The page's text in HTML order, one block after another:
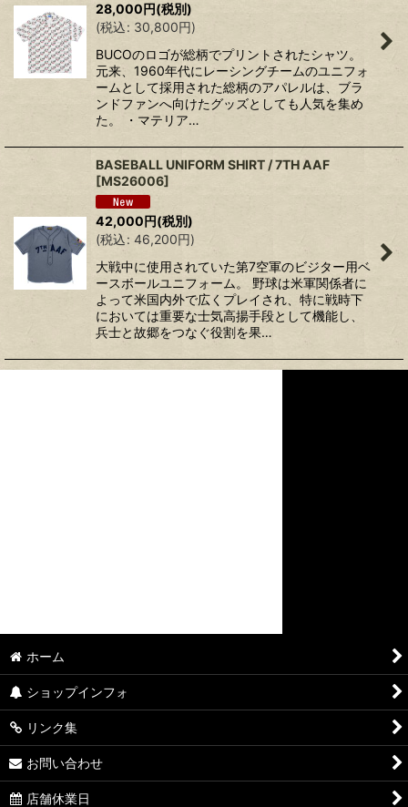
28,000 円(税別)
(税込: 30,800円)
BUCOのロゴが総柄でプリントされたシャツ。
元来、1960年代にレーシングチームのユニフォ
ームとして採用された総柄のアパレルは、ブラ
ンドファンへ向けたグッズとしても人気を集め
た。 ・マテリア…
BASEBALL UNIFORM SHIRT / 7TH AAF
[MS26006]
42,000円(税別)
(税込: 46,200円)
大戦中に使用されていた第7空軍のビジター用ベ
ースボールユニフォーム。 野球は米軍関係者に
よって米国内外で広くプレイされ、特に戦時下
においては重要な士気高揚手段として機能し、
兵士と故郷をつなぐ役割を果…
ホーム
ショップインフォ
リンク集
お問い合わせ
店舗休業日